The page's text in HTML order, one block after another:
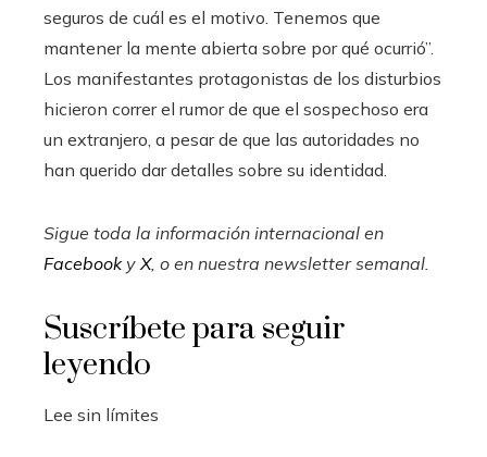
seguros de cuál es el motivo. Tenemos que
mantener la mente abierta sobre por qué ocurrió”.
Los manifestantes protagonistas de los disturbios
hicieron correr el rumor de que el sospechoso era
un extranjero, a pesar de que las autoridades no
han querido dar detalles sobre su identidad.
Sigue toda la información internacional en
FacebookyX, o en nuestra newsletter semanal.
Suscríbete para seguir
leyendo
Lee sin límites